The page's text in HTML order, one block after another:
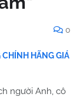
0
CHÍNH HÃNG GIÁ
người Anh, cô